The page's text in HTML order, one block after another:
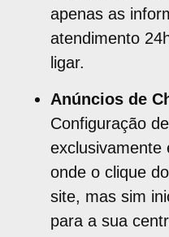
apenas as
atendimento
ligar.
Anúncios de
Configuração
exclusivamente
onde o clique
site, mas sim
para a sua